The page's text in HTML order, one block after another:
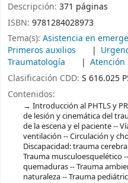
Descripción: 371 páginas
ISBN: 9781284028973
Tema(s): Asistencia en
Primeros auxilios
Traumatología
Clasificación CDD: S 616.025
Contenidos:
Introducción al PHTLS y
de lesión y cinemática del
de la escena y el paciente --
ventilación -- Circulación y
Discapacidad: trauma
Trauma musculoesquelético
quemaduras -- Trauma
naturaleza -- Trauma